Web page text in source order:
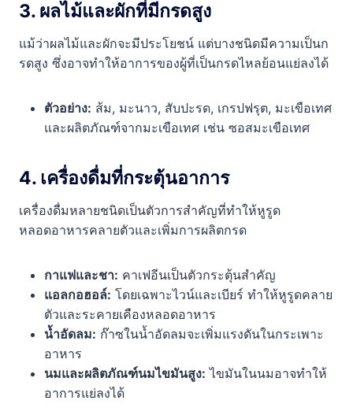
3. ผลไม้และผักที่มีกรดสูง
แม้ว่าผลไม้และผักจะมีประโยชน์ แต่บางชนิดมีความเป็นก
รดสูง ซึ่งอาจทำให้อาการของผู้ที่เป็นกรดไหลย้อนแย่ลงได้
ตัวอย่าง: ส้ม, มะนาว, สับปะรด, เกรปฟรุต, มะเขือเทศ
และผลิตภัณฑ์จากมะเขือเทศ เช่น ซอสมะเขือเทศ
4. เครื่องดื่มที่กระตุ้นอาการ
เครื่องดื่มหลายชนิดเป็นตัวการสำคัญที่ทำให้หูรูด
หลอดอาหารคลายตัวและเพิ่มการผลิตกรด
กาแฟและชา: คาเฟอีนเป็นตัวกระตุ้นสำคัญ
แอลกอฮอล์: โดยเฉพาะไวน์และเบียร์ ทำให้หูรูดคลาย
ตัวและระคายเคืองหลอดอาหาร
น้ำอัดลม: ก๊าซในน้ำอัดลมจะเพิ่มแรงดันในกระเพาะ
อาหาร
นมและผลิตภัณฑ์นมไขมันสูง: ไขมันในนมอาจทำให้
อาการแย่ลงได้